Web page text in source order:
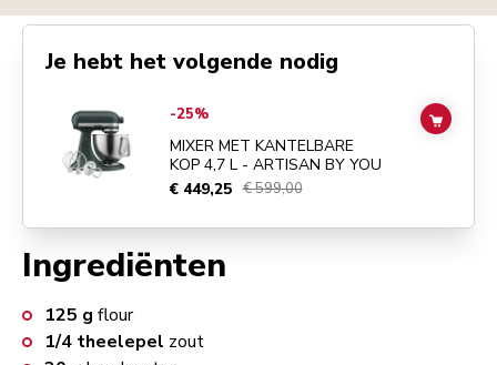
Ingrediënten
125 g flour
1/4 theelepel zout
Je hebt het volgende nodig
Go toMIXER MET KANTELBARE KOP 4,7 L - ARTISAN BY YOU
-25%
MIXER MET KANTELBARE
KOP 4,7 L - ARTISAN BY YOU
€ 449,25 € 599,00
ADD